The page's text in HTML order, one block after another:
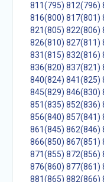
811(795) 812(796)
816(800) 817(801)
821(805) 822(806)
826(810) 827(811)
831(815) 832(816)
836(820) 837(821)
840(824) 841(825)
845(829) 846(830)
851(835) 852(836)
856(840) 857(841)
861(845) 862(846)
866(850) 867(851)
871(855) 872(856)
876(860) 877(861)
881(865) 882(866)